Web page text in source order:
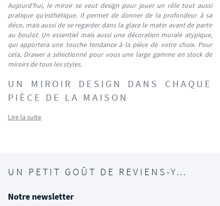
Aujourd’hui, le miroir se veut design pour jouer un rôle tout aussi
pratique qu’esthétique. Il permet de donner de la profondeur à sa
déco, mais aussi de se regarder dans la glace le matin avant de partir
au boulot. Un essentiel mais aussi une décoration murale atypique,
qui apportera une touche tendance à la pièce de votre choix. Pour
cela, Drawer a sélectionné pour vous une large gamme en stock de
miroirs de tous les styles.
UN MIROIR DESIGN DANS CHAQUE
PIÈCE DE LA MAISON
Lire la suite
UN PETIT GOÛT DE REVIENS-Y…
Notre newsletter